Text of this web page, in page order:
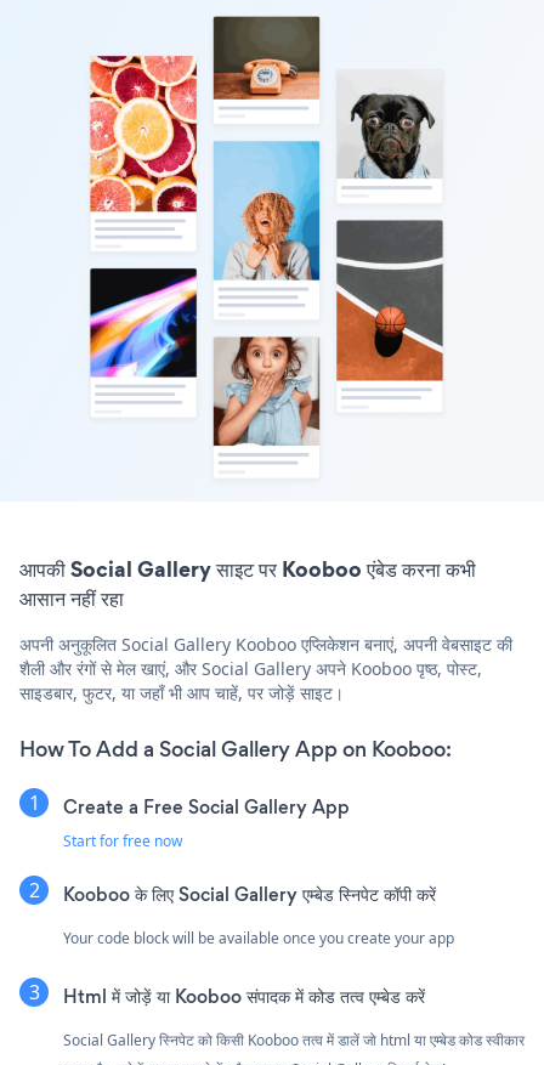
आपकी Social Gallery साइट पर Kooboo एंबेड करना कभी
आसान नहीं रहा
अपनी अनुकूलित Social Gallery Kooboo एप्लिकेशन बनाएं, अपनी वेबसाइट की
शैली और रंगों से मेल खाएं, और Social Gallery अपने Kooboo पृष्ठ, पोस्ट,
साइडबार, फुटर, या जहाँ भी आप चाहें, पर जोड़ें साइट।
How To Add a Social Gallery App on Kooboo:
Create a Free Social Gallery App
Start for free now
Kooboo के लिए Social Gallery एम्बेड स्निपेट कॉपी करें
Your code block will be available once you create your app
Html में जोड़ें या Kooboo संपादक में कोड तत्व एम्बेड करें
Social Gallery स्निपेट को किसी Kooboo तत्व में डालें जो html या एम्बेड कोड स्वीकार